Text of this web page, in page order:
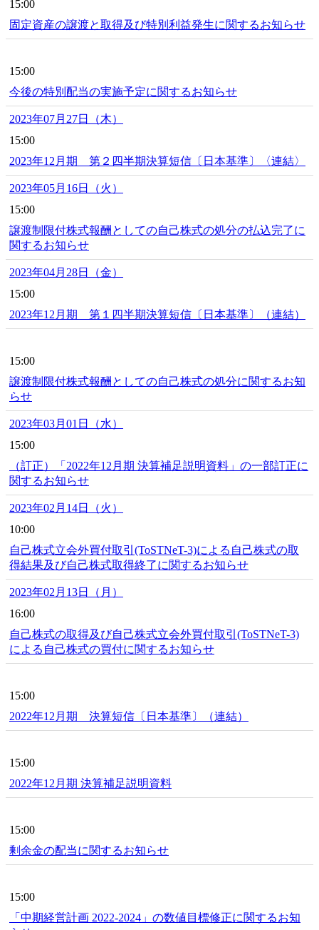
15:00
固定資産の譲渡と取得及び特別利益発生に関するお知らせ
15:00
今後の特別配当の実施予定に関するお知らせ
2023年07月27日（木）
15:00
2023年12月期 第２四半期決算短信〔日本基準〕〈連結〉
2023年05月16日（火）
15:00
譲渡制限付株式報酬としての自己株式の処分の払込完了に
関するお知らせ
2023年04月28日（金）
15:00
2023年12月期 第１四半期決算短信〔日本基準〕（連結）
15:00
譲渡制限付株式報酬としての自己株式の処分に関するお知
らせ
2023年03月01日（水）
15:00
（訂正）「2022年12月期 決算補足説明資料」の一部訂正に
関するお知らせ
2023年02月14日（火）
10:00
自己株式立会外買付取引(ToSTNeT-3)による自己株式の取
得結果及び自己株式取得終了に関するお知らせ
2023年02月13日（月）
16:00
自己株式の取得及び自己株式立会外買付取引(ToSTNeT-3)
による自己株式の買付に関するお知らせ
15:00
2022年12月期 決算短信〔日本基準〕（連結）
15:00
2022年12月期 決算補足説明資料
15:00
剰余金の配当に関するお知らせ
15:00
「中期経営計画 2022-2024」の数値目標修正に関するお知